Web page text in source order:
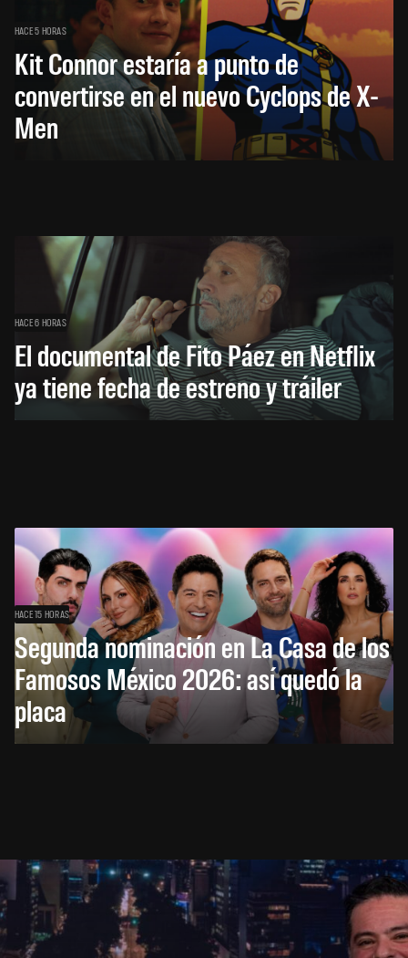
HACE 5 HORAS
Kit Connor estaría a punto de
convertirse en el nuevo Cyclops de X-
Men
HACE 6 HORAS
El documental de Fito Páez en Netflix
ya tiene fecha de estreno y tráiler
HACE 15 HORAS
Segunda nominación en La Casa de los
Famosos México 2026: así quedó la
placa